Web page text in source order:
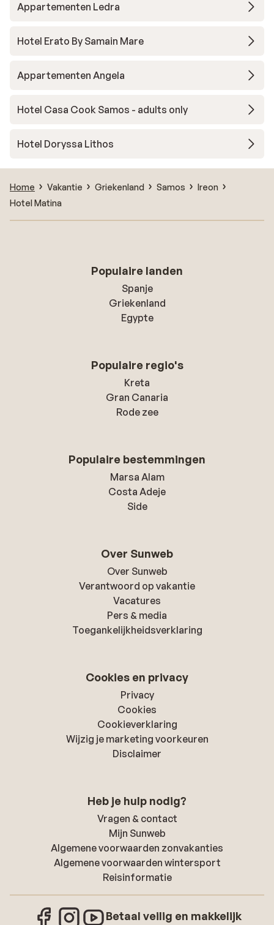
Appartementen Ledra
Hotel Erato By Samain Mare
Appartementen Angela
Hotel Casa Cook Samos - adults only
Hotel Doryssa Lithos
Home Vakantie Griekenland Samos
Ireon
Hotel Matina
Populaire landen
Spanje
Griekenland
Egypte
Populaire regio's
Kreta
Gran Canaria
Rode zee
Populaire bestemmingen
Marsa Alam
Costa Adeje
Side
Over Sunweb
Over Sunweb
Verantwoord op vakantie
Vacatures
Pers & media
Toegankelijkheidsverklaring
Cookies en privacy
Privacy
Cookies
Cookieverklaring
Wijzig je marketing voorkeuren
Disclaimer
Heb je hulp nodig?
Vragen & contact
Mijn Sunweb
Algemene voorwaarden zonvakanties
Algemene voorwaarden wintersport
Reisinformatie
Betaal veilig en makkelijk